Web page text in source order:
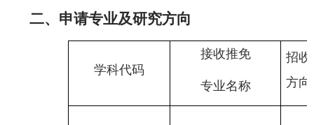
二、申请专业及研究方向
学科代码
接收推免
专业名称
招收
方向